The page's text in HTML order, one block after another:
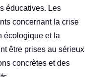
éducatives. Les
concernant la crise
écologique et la
être prises au sérieux
concrètes et des